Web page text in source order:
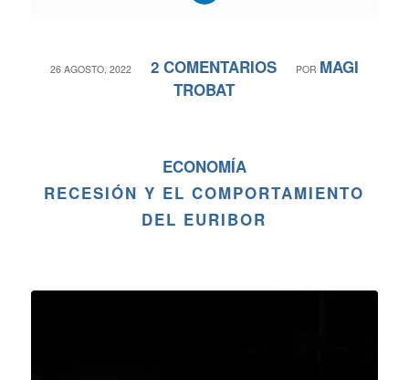
26 AGOSTO, 2022
/ 2 COMENTARIOS
/ POR MAGI
TROBAT
ECONOMÍA
RECESIÓN Y EL COMPORTAMIENTO
DEL EURIBOR